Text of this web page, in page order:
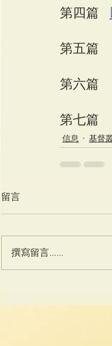
第四篇
第五篇
第六篇
第七篇
信息 基督
留言
撰寫留言......